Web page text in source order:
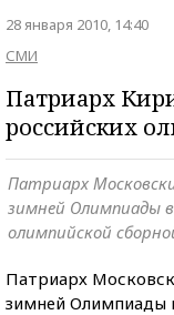
28 января 2010, 14:40
СМИ
Патриарх
российских
Патриарх
зимней Олимпиады в
олимпийской
Патриарх
зимней Олимпиады